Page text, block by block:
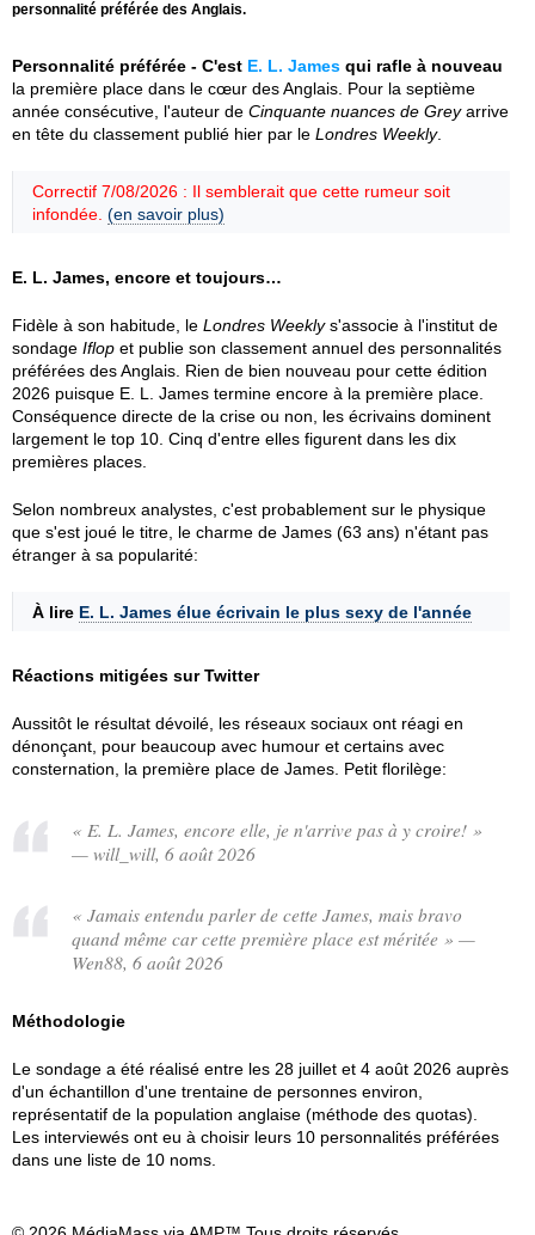
personnalité préférée des Anglais.
Personnalité préférée - C'est E. L. James qui rafle à nouveau
la première place dans le cœur des Anglais. Pour la septième
année consécutive, l'auteur de Cinquante nuances de Greyarrive
en tête du classement publié hier par le Londres Weekly.
Correctif 7/08/2026 : Il semblerait que cette rumeur soit
infondée. (en savoir plus)
E. L. James, encore et toujours…
Fidèle à son habitude, le Londres Weeklys'associe à l'institut de
sondage Iflop et publie son classement annuel des personnalités
préférées des Anglais. Rien de bien nouveau pour cette édition
2026 puisque E. L. James termine encore à la première place.
Conséquence directe de la crise ou non, les écrivains dominent
largement le top 10. Cinq d'entre elles figurent dans les dix
premières places.
Selon nombreux analystes, c'est probablement sur le physique
que s'est joué le titre, le charme de James (63 ans) n'étant pas
étranger à sa popularité:
À lire E. L. James élue écrivain le plus sexy de l'année
Réactions mitigées sur Twitter
Aussitôt le résultat dévoilé, les réseaux sociaux ont réagi en
dénonçant, pour beaucoup avec humour et certains avec
consternation, la première place de James. Petit florilège:
« E. L. James, encore elle, je n'arrive pas à y croire! »
— will_will, 6 août 2026
« Jamais entendu parler de cette James, mais bravo
quand même car cette première place est méritée » —
Wen88, 6 août 2026
Méthodologie
Le sondage a été réalisé entre les 28 juillet et 4 août 2026 auprès
d'un échantillon d'une trentaine de personnes environ,
représentatif de la population anglaise (méthode des quotas).
Les interviewés ont eu à choisir leurs 10 personnalités préférées
dans une liste de 10 noms.